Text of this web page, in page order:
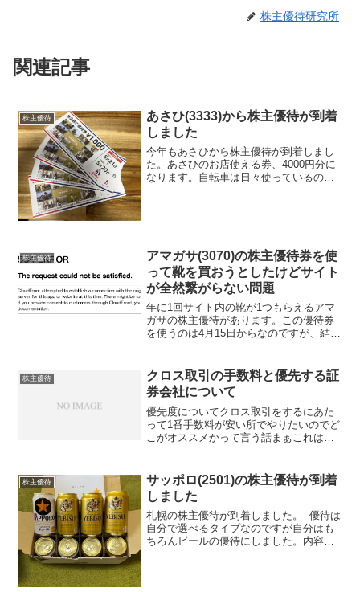
株主優待研究所
関連記事
株主優待
あさひ(3333)から株主優待が到着
しました
今年もあさひから株主優待が到着しまし
た。あさひのお店使える券、4000円分に
なります。自転車は日々使っているので
株主優待
アマガサ(3070)の株主優待券を使
って靴を買おうとしたけどサイト
が全然繋がらない問題
年に1回サイト内の靴が1つもらえるアマ
ガサの株主優待があります。この優待券
を使うのは4月15日からなのですが、結構
て0時になったタイミングで買おうとした
のですがまぁサイ...
株主優待
クロス取引の手数料と優先する証
券会社について
優先度についてクロス取引をするにあた
って1番手数料が安い所でやりたいのでど
こがオススメかって言う話まぁこれはほ
かも、信用取引の手数料無料と、あと自
分は普通にSBIと...
株主優待
サッポロ(2501)の株主優待が到着
しました
札幌の株主優待が到着しました。 優待は
自分で選べるタイプなのですが自分はも
ちろんビールの優待にしました。内容と